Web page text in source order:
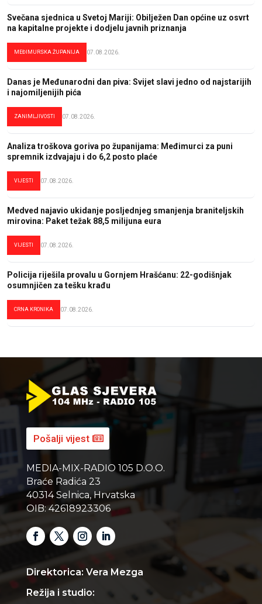
Svečana sjednica u Svetoj Mariji: Obilježen Dan općine uz osvrt
na kapitalne projekte i dodjelu javnih priznanja
MEĐIMURSKA ŽUPANIJA 07.08.2026.
Danas je Međunarodni dan piva: Svijet slavi jedno od najstarijih
i najomiljenijih pića
ZANIMLJIVOSTI 07.08.2026.
Analiza troškova goriva po županijama: Međimurci za puni
spremnik izdvajaju i do 6,2 posto plaće
VIJESTI 07.08.2026.
Medved najavio ukidanje posljednjeg smanjenja braniteljskih
mirovina: Paket težak 88,5 milijuna eura
VIJESTI 07.08.2026.
Policija riješila provalu u Gornjem Hrašćanu: 22-godišnjak
osumnjičen za tešku krađu
CRNA KRONIKA 07.08.2026.
Pošalji vijest
MEDIA-MIX-RADIO 105 D.O.O.
Braće Radića 23
40314 Selnica, Hrvatska
OIB: 42618923306
Direktorica: Vera Mezga
Režija i studio: